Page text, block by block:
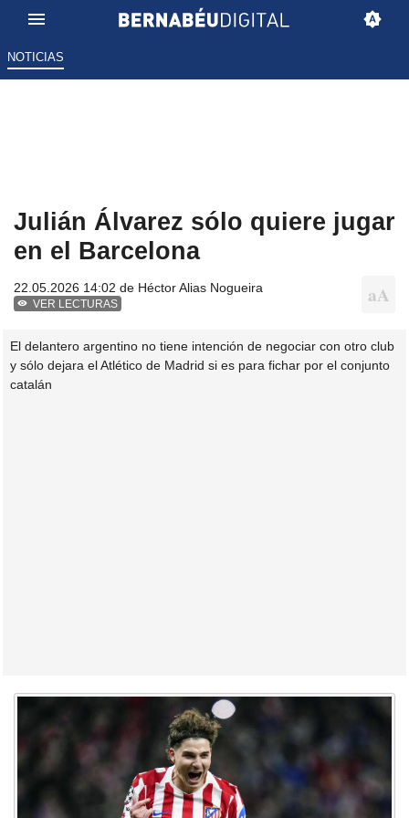
NOTICIAS
Julián Álvarez sólo quiere jugar
en el Barcelona
22.05.2026 14:02 de Héctor Alias Nogueira
VER LECTURAS
El delantero argentino no tiene intención de negociar con otro club
y sólo dejara el Atlético de Madrid si es para fichar por el conjunto
catalán